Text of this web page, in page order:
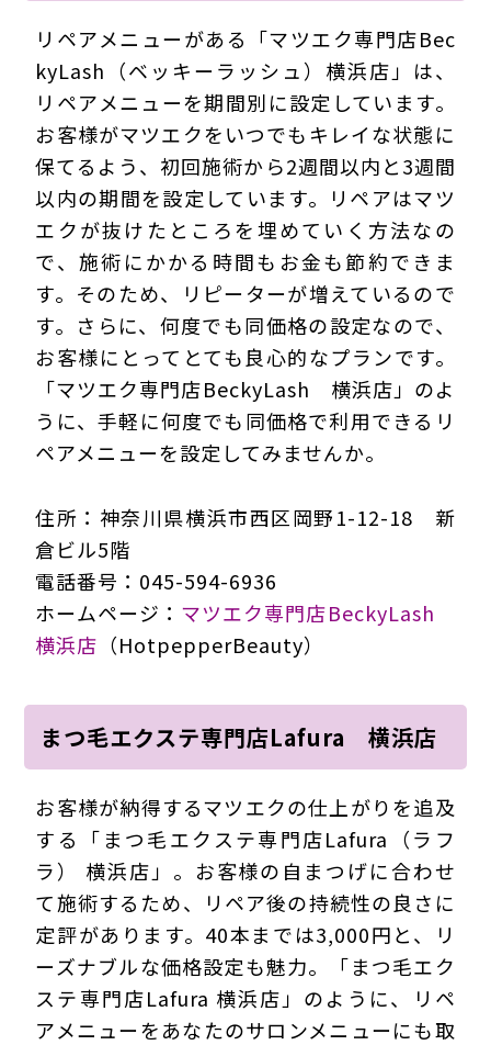
リペアメニューがある「マツエク専門店Bec
kyLash（ベッキーラッシュ）横浜店」は、
リペアメニューを期間別に設定しています。
お客様がマツエクをいつでもキレイな状態に
保てるよう、初回施術から2週間以内と3週間
以内の期間を設定しています。リペアはマツ
エクが抜けたところを埋めていく方法なの
で、施術にかかる時間もお金も節約できま
す。そのため、リピーターが増えているので
す。さらに、何度でも同価格の設定なので、
お客様にとってとても良心的なプランです。
「マツエク専門店BeckyLash 横浜店」のよ
うに、手軽に何度でも同価格で利用できるリ
ペアメニューを設定してみませんか。
住所：神奈川県横浜市西区岡野1-12-18 新
倉ビル5階
電話番号：045-594-6936
ホームページ： マツエク専門店BeckyLash
横浜店 （HotpepperBeauty）
まつ毛エクステ専門店Lafura 横浜店
お客様が納得するマツエクの仕上がりを追及
する「まつ毛エクステ専門店Lafura（ラフ
ラ） 横浜店」。お客様の自まつげに合わせ
て施術するため、リペア後の持続性の良さに
定評があります。40本までは3,000円と、リ
ーズナブルな価格設定も魅力。「まつ毛エク
ステ専門店Lafura 横浜店」のように、リペ
アメニューをあなたのサロンメニューにも取